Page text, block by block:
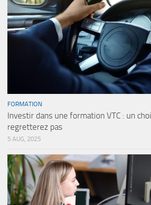
FORMATION
Investir dans une formation VTC : un
regretterez pas
5 AUG, 2025